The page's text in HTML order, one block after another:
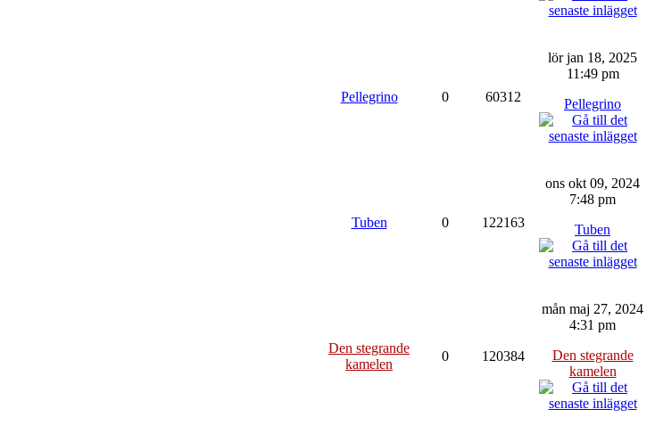
Pellegrino 0 60312
lör jan 18, 2025
11:49 pm
Pellegrino
Tuben 0 122163
ons okt 09, 2024
7:48 pm
Tuben
Den stegrande
kamelen
0 120384
mån maj 27, 2024
4:31 pm
Den stegrande
kamelen